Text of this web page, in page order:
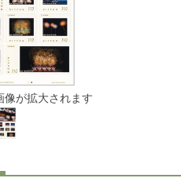
像が拡大されます